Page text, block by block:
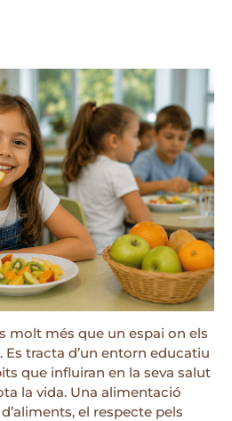
molt més que un espai on els
tracta d’un entorn educatiu
que influiran en la seva salut
la vida. Una alimentació
el respecte pels